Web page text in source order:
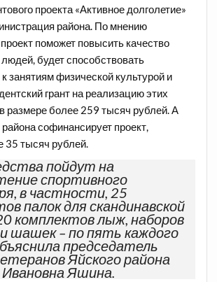
проекта «Активное долголетие»
района. По мнению
поможет повысить качество
будет способствовать
занятиям физической культурой и
грант на реализацию этих
размере более 259 тысяч рублей. А
софинансирует проект,
35 тысяч рублей.
пойдут на
спортивного
в частности, 25
палок для скандинавской
комплектов лыж, наборов
шашек – по пять каждого
председатель
Яйского района
Яшина.